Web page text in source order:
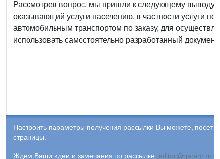
Рассмотрев вопрос, мы пришли к следующему выводу:
оказывающий услуги населению, в частности услуги
автомобильным транспортом по заказу, для
использовать самостоятельно разработанный
Настроить параметры получения рассылки Вы можете,
страницы.
Ждем Ваши идеи и замечания по рассылке: editor@garant.ru.